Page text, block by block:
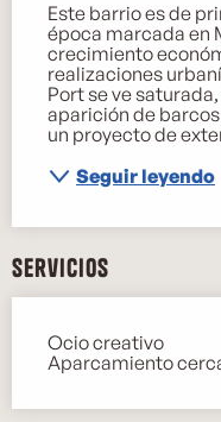
Este barrio es de
época marcada en
crecimiento
realizaciones
Port se ve
aparición de barcos
un proyecto de
Seguir leyendo
Servicios
Ocio creativo
Aparcamiento